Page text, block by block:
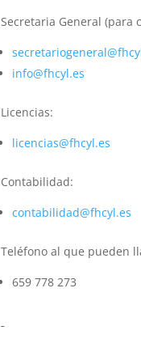
Secretaria General (para
info@fhcyl.es
Licencias:
licencias@fhcyl.es
Contabilidad:
contabilidad@fhcyl.es
Teléfono al que pueden
659 778 273